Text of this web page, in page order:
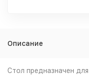
Описание
Стол предназначен